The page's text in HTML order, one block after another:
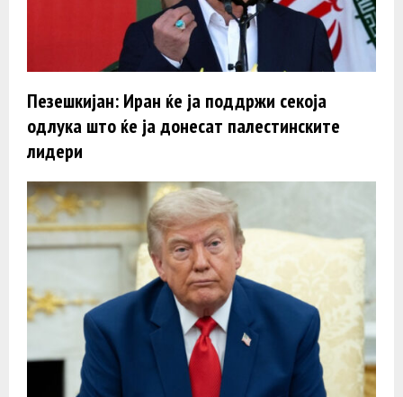
Пезешкијан: Иран ќе ја поддржи секоја
одлука што ќе ја донесат палестинските
лидери